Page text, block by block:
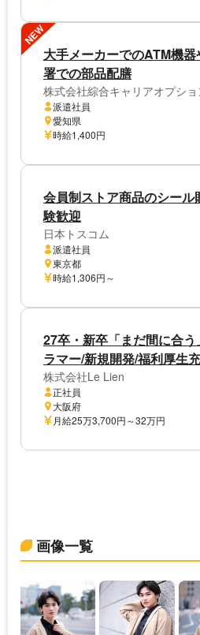
NEW
大手メーカーでのATM機
署での部品配膳
株式会社綜合キャリアオプショ
派遣社員
愛知県
時給1,400円
会員制ストア商品のシー
験歓迎
日本トスコム
派遣社員
東京都
時給1,306円～
27卒・新卒「まだ間に合
ラマー/新規開発/福利厚生
株式会社Le Lien
正社員
大阪府
月給25万3,700円～32万円
画像一覧